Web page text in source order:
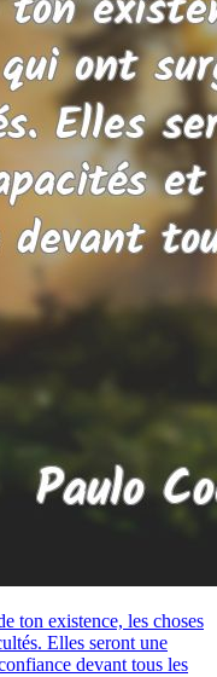
ton existence, les choses
Elles seront une
devant tous les